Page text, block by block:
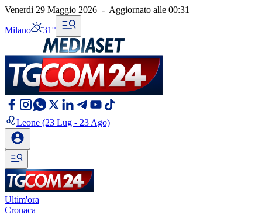
Venerdì 29 Maggio 2026 - Aggiornato alle 00:31
Milano 31°
Leone (23 Lug - 23 Ago)
Ultim'ora
Cronaca